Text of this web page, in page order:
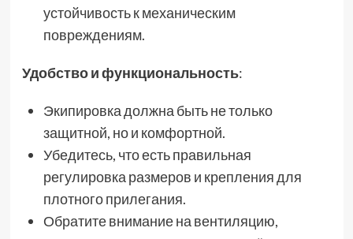
устойчивость к механическим
повреждениям.
Удобство и функциональность:
Экипировка должна быть не только
защитной, но и комфортной.
Убедитесь, что есть правильная
регулировка размеров и крепления для
плотного прилегания.
Обратите внимание на вентиляцию,